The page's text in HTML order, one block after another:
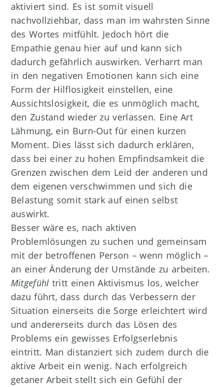
aktiviert sind. Es ist somit visuell
nachvollziehbar, dass man im wahrsten Sinne
des Wortes mitfühlt. Jedoch hört die
Empathie genau hier auf und kann sich
dadurch gefährlich auswirken. Verharrt man
in den negativen Emotionen kann sich eine
Form der Hilflosigkeit einstellen, eine
Aussichtslosigkeit, die es unmöglich macht,
den Zustand wieder zu verlassen. Eine Art
Lähmung, ein Burn-Out für einen kurzen
Moment. Dies lässt sich dadurch erklären,
dass bei einer zu hohen Empfindsamkeit die
Grenzen zwischen dem Leid der anderen und
dem eigenen verschwimmen und sich die
Belastung somit stark auf einen selbst
auswirkt.
Besser wäre es, nach aktiven
Problemlösungen zu suchen und gemeinsam
mit der betroffenen Person – wenn möglich –
an einer Änderung der Umstände zu arbeiten.
Mitgefühl tritt einen Aktivismus los, welcher
dazu führt, dass durch das Verbessern der
Situation einerseits die Sorge erleichtert wird
und andererseits durch das Lösen des
Problems ein gewisses Erfolgserlebnis
eintritt. Man distanziert sich zudem durch die
aktive Arbeit ein wenig. Nach erfolgreich
getaner Arbeit stellt sich ein Gefühl der